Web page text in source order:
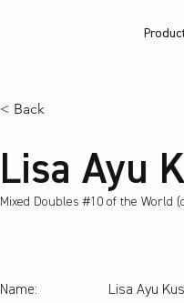
< Back
Lisa Ayu
Mixed Doubles #10 of the World
Name: Lisa Ayu